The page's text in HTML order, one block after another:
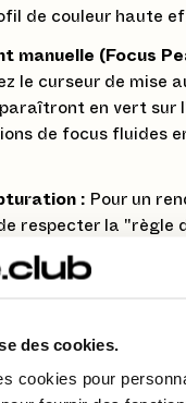
des cookies.
cookies pour
de couleur haute
manuelle (Focus
le curseur de mise
en vert sur
de focus fluides
: Pour un
respecter la "règle
fps, réglez votre
Mode Flex
contrôle